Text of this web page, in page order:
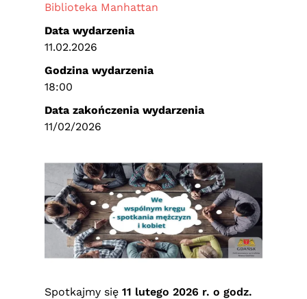
Spotkajmy się 11 lutego 2026 r. o godz.
Biblioteka Manhattan
Data wydarzenia
11.02.2026
Godzina wydarzenia
18:00
Data zakończenia wydarzenia
11/02/2026